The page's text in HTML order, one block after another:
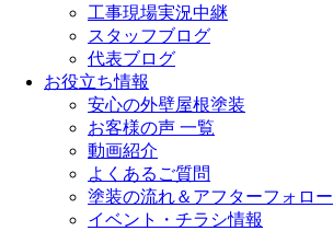
工事現場実況中継
スタッフブログ
代表ブログ
お役立ち情報
安心の外壁屋根塗装
お客様の声 一覧
動画紹介
よくあるご質問
塗装の流れ＆アフターフォロー
イベント・チラシ情報